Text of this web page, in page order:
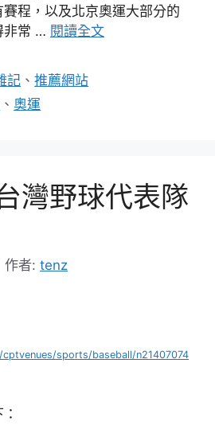
程，以及北京奧運大部分的
非常 … 閱讀全文
記 、推薦網站
、奧運
灣野球代表隊
作者: tenz
sports/baseball/n21407074